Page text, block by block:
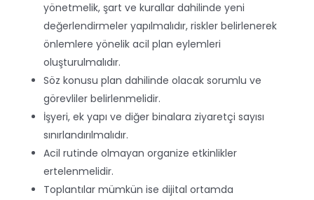
yönetmelik, şart ve kurallar dahilinde yeni
değerlendirmeler yapılmalıdır, riskler belirlenerek
önlemlere yönelik acil plan eylemleri
oluşturulmalıdır.
Söz konusu plan dahilinde olacak sorumlu ve
görevliler belirlenmelidir.
İşyeri, ek yapı ve diğer binalara ziyaretçi sayısı
sınırlandırılmalıdır.
Acil rutinde olmayan organize etkinlikler
ertelenmelidir.
Toplantılar mümkün ise dijital ortamda